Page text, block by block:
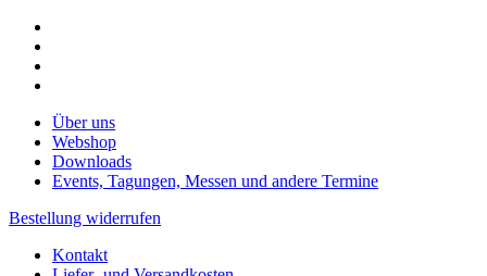
Über uns
Webshop
Downloads
Events, Tagungen, Messen und andere Termine
Bestellung widerrufen
Kontakt